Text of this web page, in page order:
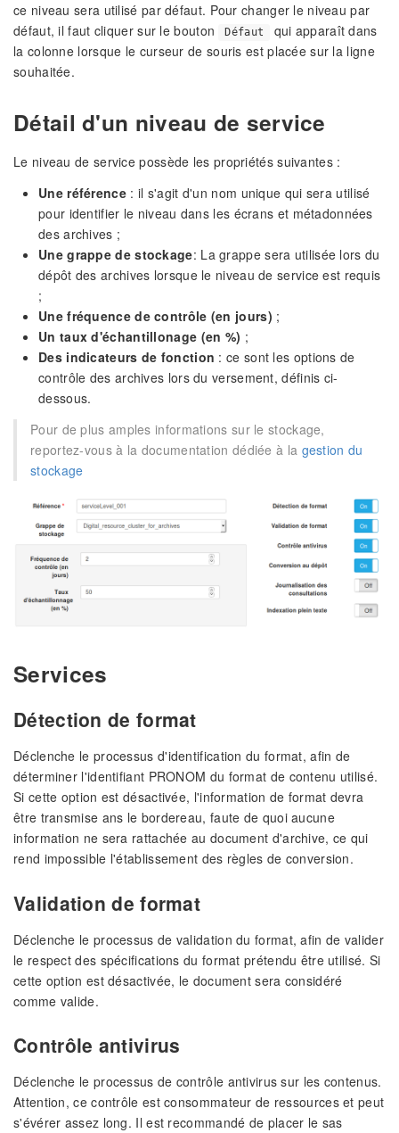
ce niveau sera utilisé par défaut. Pour changer le niveau par
défaut, il faut cliquer sur le bouton
Défaut
qui apparaît dans
la colonne lorsque le curseur de souris est placée sur la ligne
souhaitée.
Détail d'un niveau de service
Le niveau de service possède les propriétés suivantes :
Une référence: il s'agit d'un nom unique qui sera utilisé
pour identifier le niveau dans les écrans et métadonnées
des archives ;
Une grappe de stockage: La grappe sera utilisée lors du
dépôt des archives lorsque le niveau de service est requis
;
Une fréquence de contrôle (en jours) ;
Un taux d'échantillonage (en %) ;
Des indicateurs de fonction : ce sont les options de
contrôle des archives lors du versement, définis ci-
dessous.
Pour de plus amples informations sur le stockage,
reportez-vous à la documentation dédiée à la gestion du
stockage
Services
Détection de format
Déclenche le processus d'identification du format, afin de
déterminer l'identifiant PRONOM du format de contenu utilisé.
Si cette option est désactivée, l'information de format devra
être transmise ans le bordereau, faute de quoi aucune
information ne sera rattachée au document d'archive, ce qui
rend impossible l'établissement des règles de conversion.
Validation de format
Déclenche le processus de validation du format, afin de valider
le respect des spécifications du format prétendu être utilisé. Si
cette option est désactivée, le document sera considéré
comme valide.
Contrôle antivirus
Déclenche le processus de contrôle antivirus sur les contenus.
Attention, ce contrôle est consommateur de ressources et peut
s'évérer assez long. Il est recommandé de placer le sas